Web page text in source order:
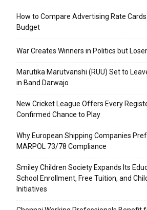
How to Compare Advertising Rate
Budget
War Creates Winners in Politics but
Marutika Marutvanshi (RUU) Set to
in Band Darwajo
New Cricket League Offers Every
Confirmed Chance to Play
Why European Shipping Companies
MARPOL 73/78 Compliance
Smiley Children Society Expands Its
School Enrollment, Free Tuition, and
Initiatives